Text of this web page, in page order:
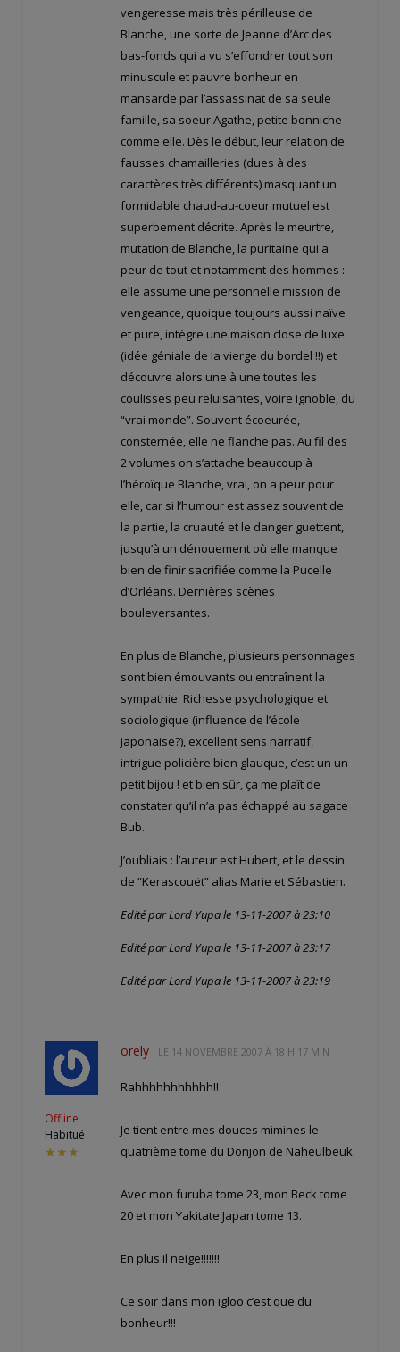
vengeresse mais très périlleuse de
Blanche, une sorte de Jeanne d’Arc des
bas-fonds qui a vu s’effondrer tout son
minuscule et pauvre bonheur en
mansarde par l’assassinat de sa seule
famille, sa soeur Agathe, petite bonniche
comme elle. Dès le début, leur relation de
fausses chamailleries (dues à des
caractères très différents) masquant un
formidable chaud-au-coeur mutuel est
superbement décrite. Après le meurtre,
mutation de Blanche, la puritaine qui a
peur de tout et notamment des hommes :
elle assume une personnelle mission de
vengeance, quoique toujours aussi naïve
et pure, intègre une maison close de luxe
(idée géniale de la vierge du bordel !!) et
découvre alors une à une toutes les
coulisses peu reluisantes, voire ignoble, du
“vrai monde”. Souvent écoeurée,
consternée, elle ne flanche pas. Au fil des
2 volumes on s’attache beaucoup à
l’héroïque Blanche, vrai, on a peur pour
elle, car si l’humour est assez souvent de
la partie, la cruauté et le danger guettent,
jusqu’à un dénouement où elle manque
bien de finir sacrifiée comme la Pucelle
d’Orléans. Dernières scènes
bouleversantes.
En plus de Blanche, plusieurs personnages
sont bien émouvants ou entraînent la
sympathie. Richesse psychologique et
sociologique (influence de l’école
japonaise?), excellent sens narratif,
intrigue policière bien glauque, c’est un un
petit bijou ! et bien sûr, ça me plaît de
constater qu’il n’a pas échappé au sagace
Bub.
J’oubliais : l’auteur est Hubert, et le dessin
de “Kerascouët” alias Marie et Sébastien.
Edité par Lord Yupa le 13-11-2007 à 23:10
Edité par Lord Yupa le 13-11-2007 à 23:17
Edité par Lord Yupa le 13-11-2007 à 23:19
Offline
Habitué
★★★
orely LE 14 NOVEMBRE 2007 À 18 H 17 MIN
Rahhhhhhhhhhh!!
Je tient entre mes douces mimines le
quatrième tome du Donjon de Naheulbeuk.
Avec mon furuba tome 23, mon Beck tome
20 et mon Yakitate Japan tome 13.
En plus il neige!!!!!!!
Ce soir dans mon igloo c’est que du
bonheur!!!